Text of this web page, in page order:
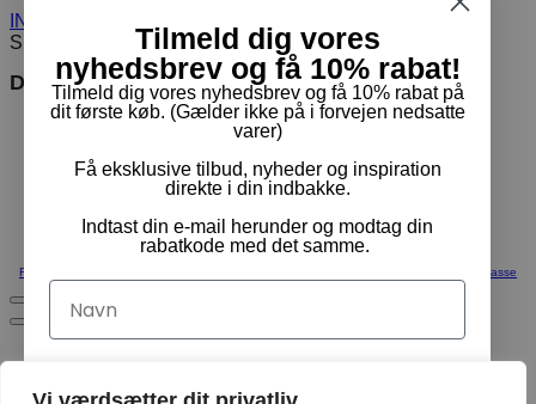
INDKØBSKURV
SET FORNYLIGT
5
Du er måske interesseret i
Fortsæt med at handle Kasse
Tilmeld dig vores
nyhedsbrev og få 10% rabat!
Tilmeld dig vores nyhedsbrev og få 10% rabat på
dit første køb. (Gælder ikke på i forvejen nedsatte
varer)
Få eksklusive tilbud, nyheder og inspiration
direkte i din indbakke.
Indtast din e-mail herunder og modtag din
rabatkode med det samme.
Navn